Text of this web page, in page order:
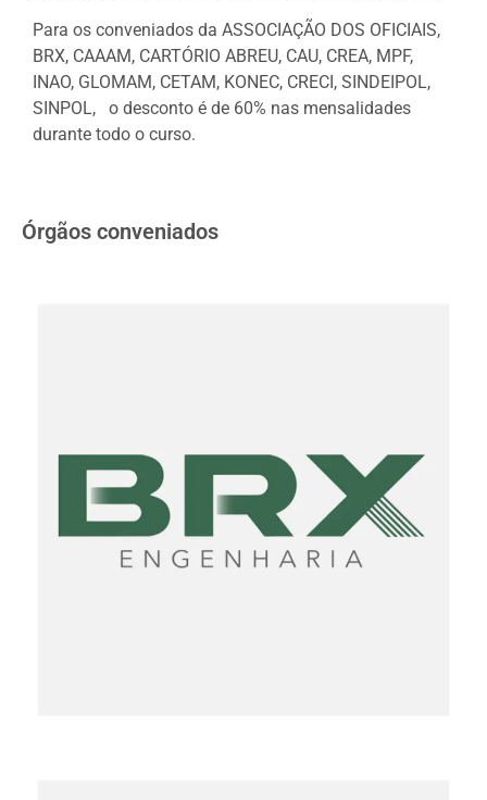
Para os conveniados da ASSOCIAÇÃO DOS OFICIAIS,
BRX, CAAAM, CARTÓRIO ABREU, CAU, CREA, MPF,
INAO, GLOMAM, CETAM, KONEC, CRECI, SINDEIPOL,
SINPOL, o desconto é de 60% nas mensalidades
durante todo o curso.
Órgãos conveniados